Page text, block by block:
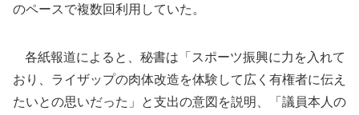
のペースで複数回利用していた。
各紙報道によると、秘書は「スポーツ振興に力を入れて
おり、ライザップの肉体改造を体験して広く有権者に伝え
たいとの思いだった」と支出の意図を説明、「議員本人の